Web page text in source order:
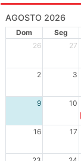
AGOSTO 2026
Dom Seg
26
27
2 3
9 10
16 17